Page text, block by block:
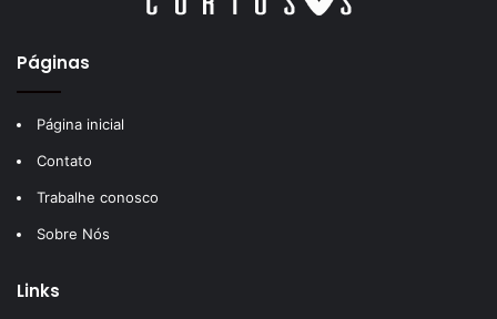
Páginas
Página inicial
Contato
Trabalhe conosco
Sobre Nós
Links